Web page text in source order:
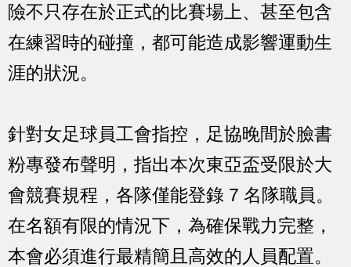
險不只存在於正式的比賽場上、甚至包含
在練習時的碰撞，都可能造成影響運動生
涯的狀況。
針對女足球員工會指控，足協晚間於臉書
粉專發布聲明，指出本次東亞盃受限於大
會競賽規程，各隊僅能登錄 7 名隊職員。
在名額有限的情況下，為確保戰力完整，
本會必須進行最精簡且高效的人員配置。